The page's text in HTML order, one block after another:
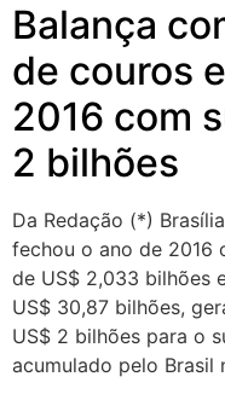
Balança
de couros
2016 com
2 bilhões
Da Redação (*)
fechou o ano de 2016
de US$ 2,033 bilhões
US$ 30,87 bilhões,
US$ 2 bilhões para o
acumulado pelo